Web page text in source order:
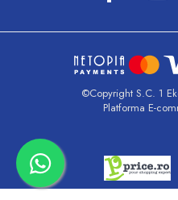
©Copyright S.C. 1
Platforma E-